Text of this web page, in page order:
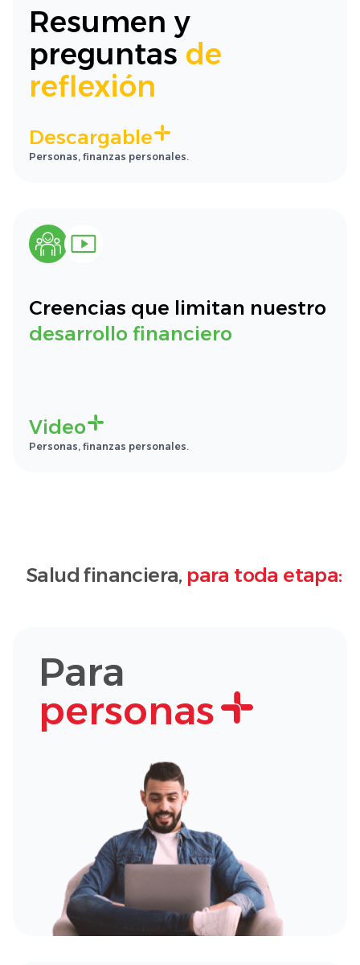
Resumen y
preguntas de
reflexión
Descargable
Personas, finanzas personales.
Creencias que limitan nuestro
desarrollo financiero
Video
Personas, finanzas personales.
Salud financiera, para toda etapa:
Para
personas